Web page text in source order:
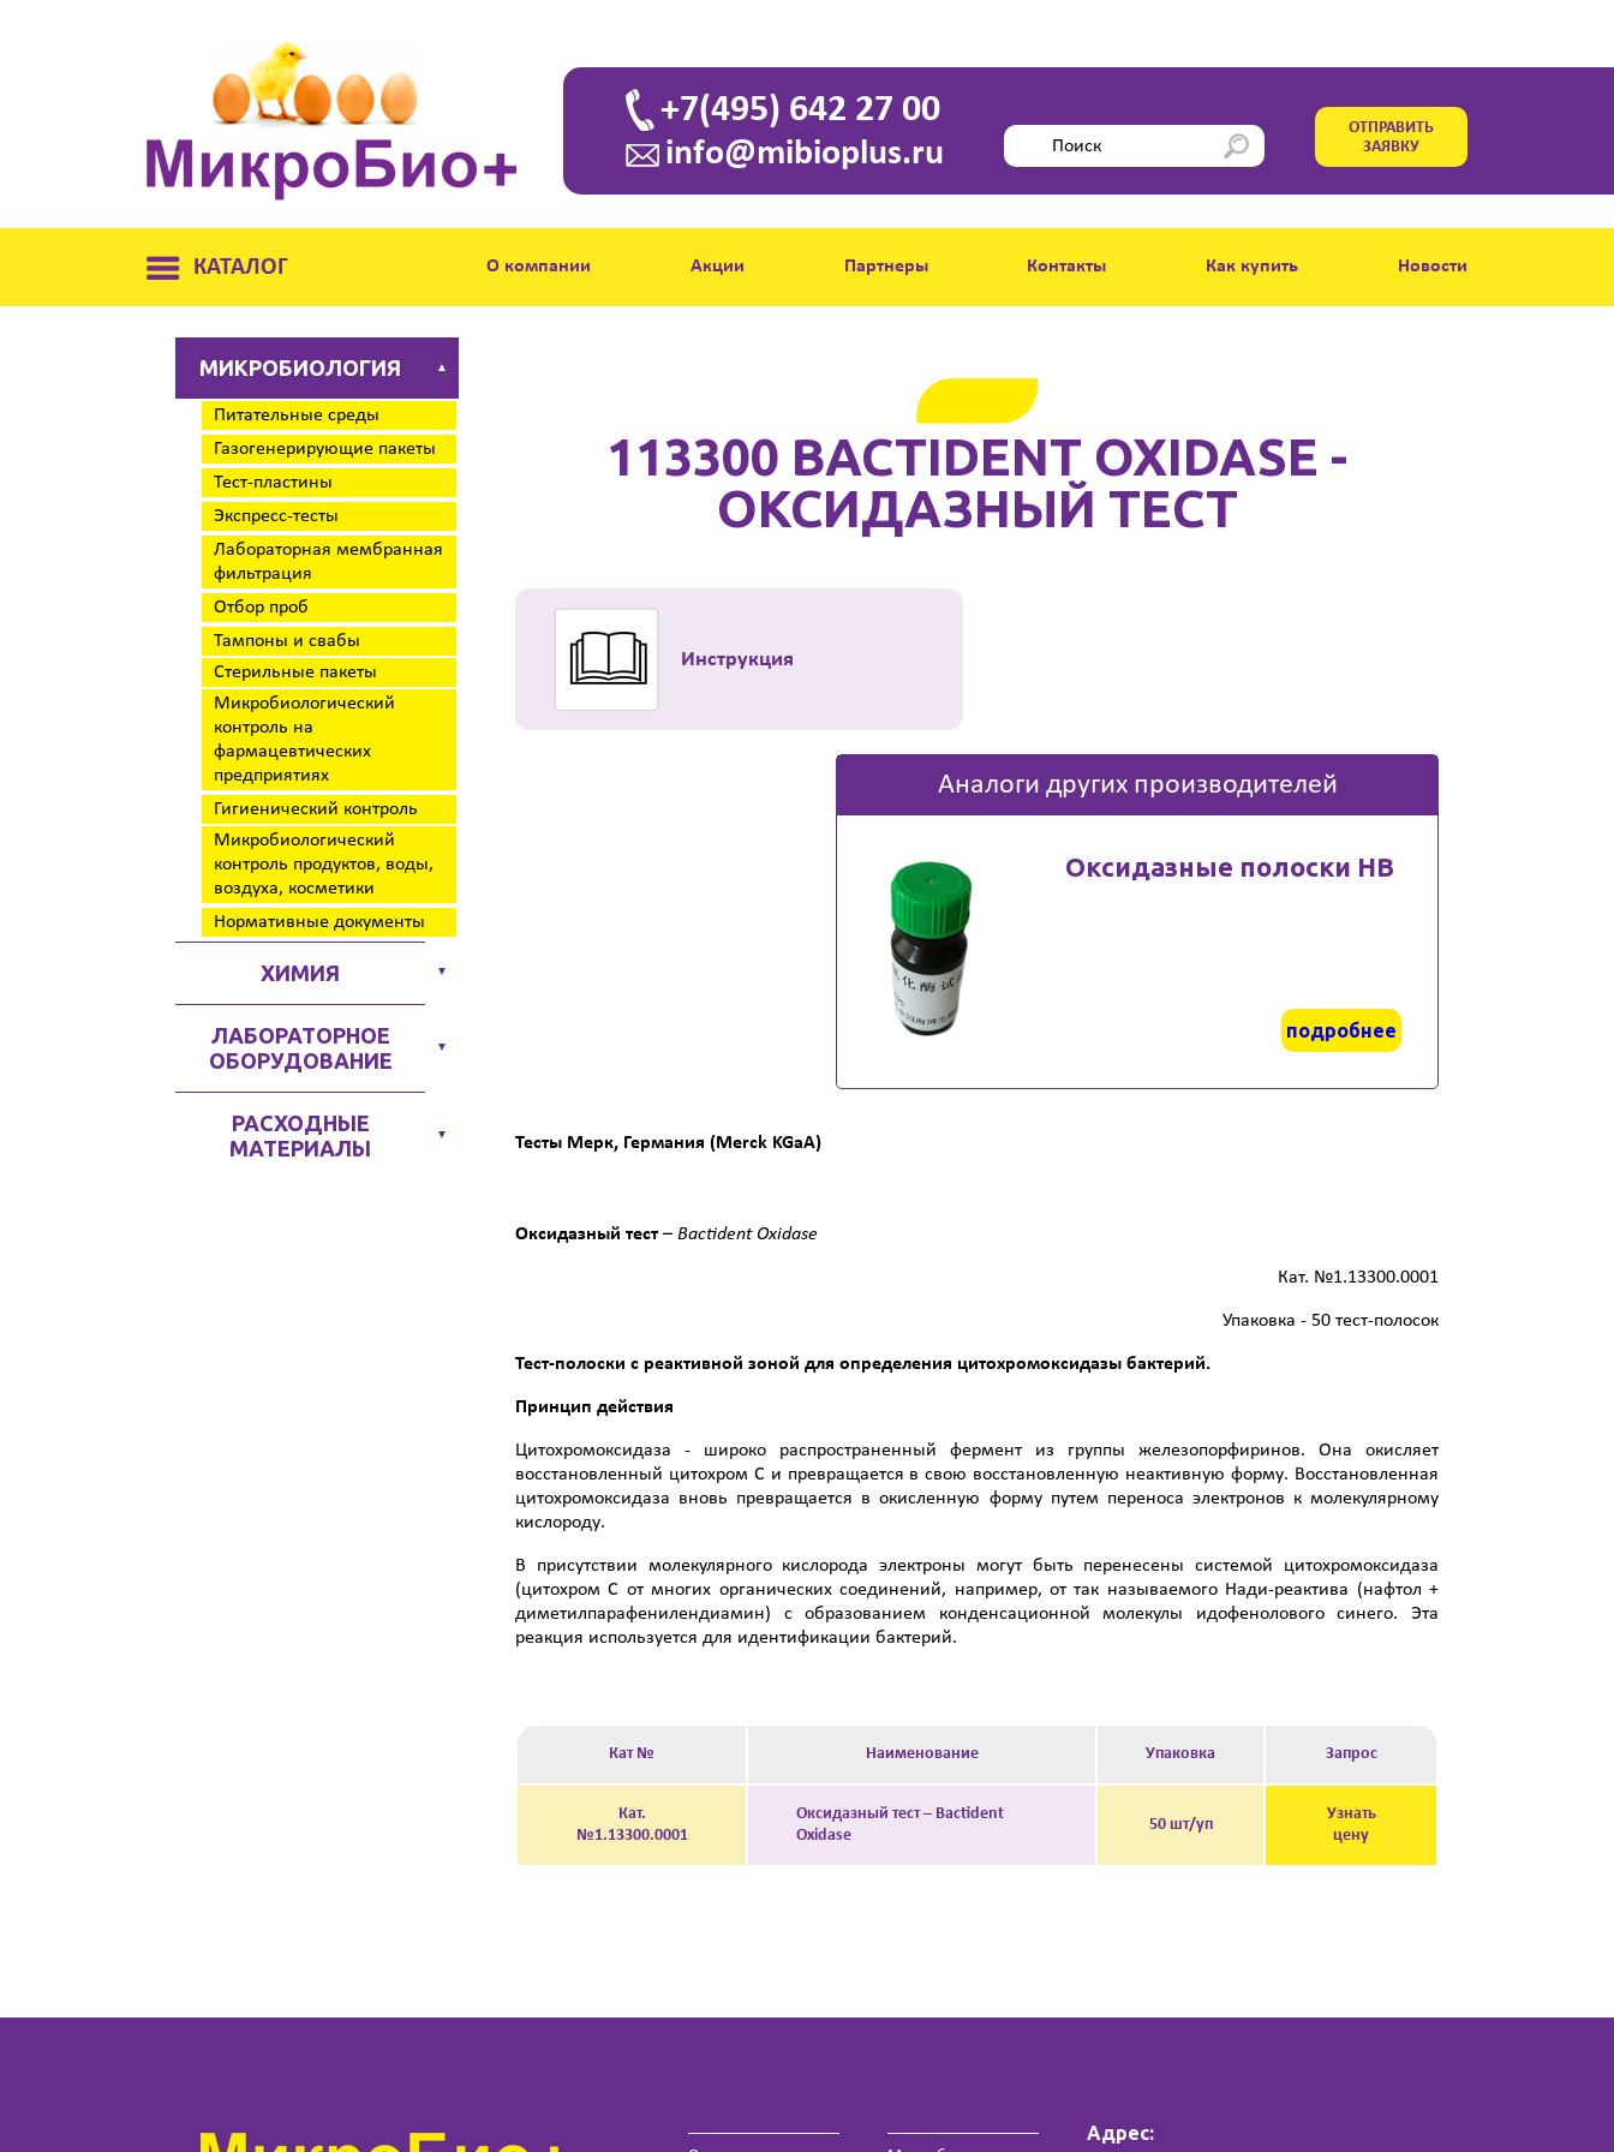
+7(495) 642 27 00
info@mibioplus.ru
ОТПРАВИТЬ
ЗАЯВКУ
КАТАЛОГ О компании Акции Партнеры Контакты Как купить Новости
МИКРОБИОЛОГИЯ ▲
Питательные среды
Газогенерирующие пакеты
Тест-пластины
Экспресс-тесты
Лабораторная мембранная
фильтрация
Отбор проб
Тампоны и свабы
Стерильные пакеты
Микробиологический
контроль на
фармацевтических
предприятиях
Гигиенический контроль
Микробиологический
контроль продуктов, воды,
воздуха, косметики
Нормативные документы
ХИМИЯ ▼
ЛАБОРАТОРНОЕ
ОБОРУДОВАНИЕ
▼
РАСХОДНЫЕ
МАТЕРИАЛЫ
▼
113300 BACTIDENT OXIDASE -
ОКСИДАЗНЫЙ ТЕСТ
Инструкция
Аналоги других производителей
Оксидазные полоски HB
подробнее
Тесты Мерк, Германия (Merck KGaA)
Оксидазный тест– Bactident Oxidase
Кат. №1.13300.0001
Упаковка - 50 тест-полосок
Тест-полоски с реактивной зоной для определения цитохромоксидазы бактерий.
Принцип действия
Цитохромоксидаза - широко распространенный фермент из группы железопорфиринов. Она окисляет
восстановленный цитохром С и превращается в свою восстановленную неактивную форму. Восстановленная
цитохромоксидаза вновь превращается в окисленную форму путем переноса электронов к молекулярному
кислороду.
В присутствии молекулярного кислорода электроны могут быть перенесены системой цитохромоксидаза
(цитохром С от многих органических соединений, например, от так называемого Нади-реактива (нафтол +
диметилпарафенилендиамин) с образованием конденсационной молекулы идофенолового синего. Эта
реакция используется для идентификации бактерий.
Кат № Наименование Упаковка Запрос
Кат.
№1.13300.0001
Оксидазный тест – Bactident
Oxidase
50 шт/уп
Узнать
цену
Адрес: